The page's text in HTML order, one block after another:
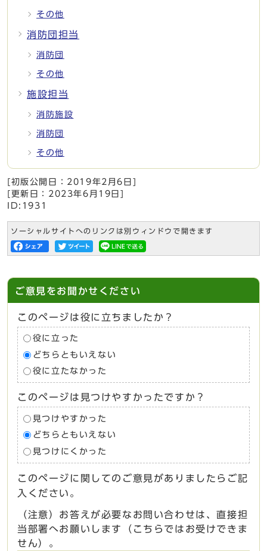
その他
消防団担当
消防団
その他
施設担当
消防施設
消防団
その他
[初版公開日： 2019年2月6日
[更新日： 2023年6月19日
ID:1931
ソーシャルサイトへのリンクは別ウィンドウで開きます
ご意見をお聞かせください
このページは役に立ちましたか？
役に立った
どちらともいえない
役に立たなかった
このページは見つけやすかったですか？
見つけやすかった
どちらともいえない
見つけにくかった
このページに関してのご意見がありましたらご記
入ください。
（注意）お答えが必要なお問い合わせは、直接担
当部署へお願いします（こちらではお受けできま
せん）。